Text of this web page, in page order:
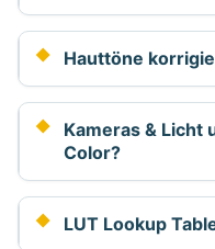
Hauttöne
Kameras & Licht
Color?
LUT Lookup